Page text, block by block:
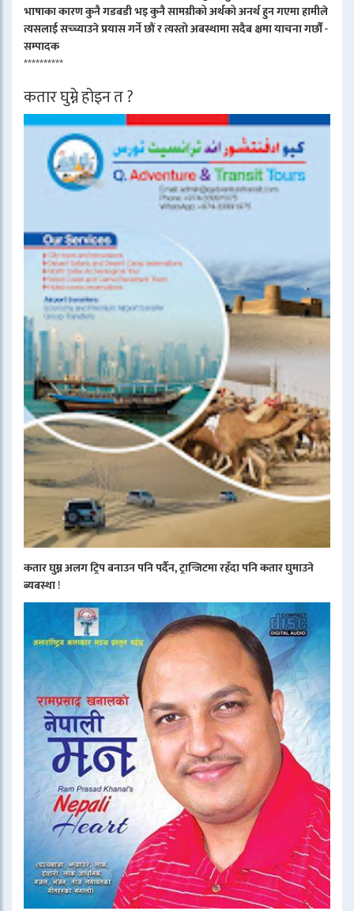
भाषाका कारण कुनै गडबडी भइ कुनै सामग्रीको अर्थको अनर्थ हुन गएमा हामीले
त्यसलाई सच्च्याउने प्रयास गर्ने छौं र त्यस्तो अबस्थामा सदैब क्षमा याचना गर्छौं -
सम्पादक
**********
कतार घुम्ने होइन त ?
कतार घुम्न अलग ट्रिप बनाउन पनि पर्दैन, ट्रान्जिटमा रहँदा पनि कतार घुमाउने
ब्यबस्था!